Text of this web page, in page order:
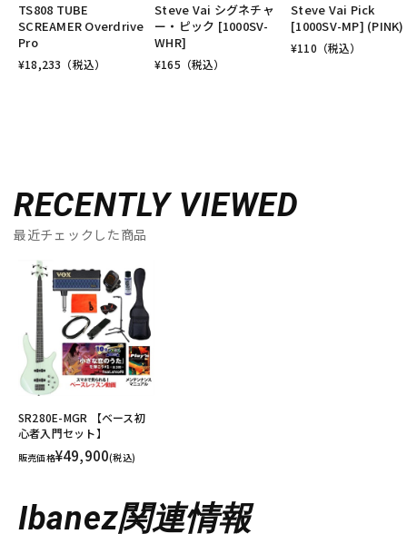
TS808 TUBE
SCREAMER Overdrive
Pro
¥18,233 （税込）
Steve Vai シグネチャ
ー・ピック [1000SV-
WHR]
¥165 （税込）
Steve Vai Pick
[1000SV-MP] (PINK)
¥110 （税込）
RECENTLY VIEWED
最近チェックした商品
SR280E-MGR 【ベース初
心者入門セット】
販売価格¥49,900(税込)
Ibanez関連情報